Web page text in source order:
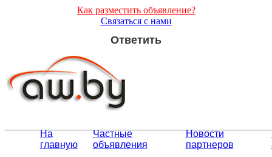
Как разместить объявление?
Связаться с нами
Ответить
На
главную
Частные
объявления
Новости
партнеров